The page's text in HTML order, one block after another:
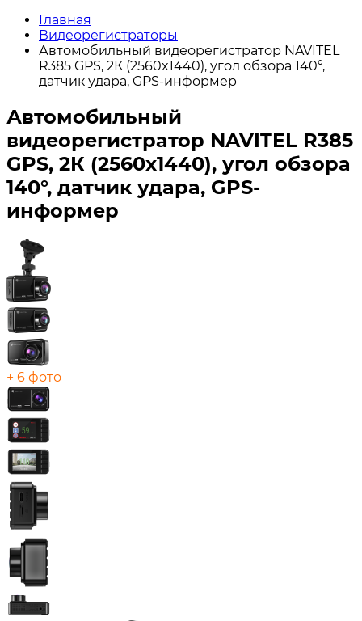
Главная
Видеорегистраторы
Автомобильный видеорегистратор NAVITEL
R385 GPS, 2К (2560x1440), угол обзора 140°,
датчик удара, GPS-информер
Автомобильный
видеорегистратор NAVITEL R385
GPS, 2К (2560x1440), угол обзора
140°, датчик удара, GPS-
информер
+ 6 фото